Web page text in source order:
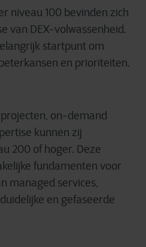
niveau 100 bevinden zich
van DEX-volwassenheid.
startpunt om
en prioriteiten.
on-demand
kunnen zij
200 of hoger. Deze
fundamenten voor
managed services,
en gefaseerde